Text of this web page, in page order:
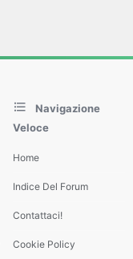
Navigazione
Veloce
Home
Indice Del Forum
Contattaci!
Cookie Policy